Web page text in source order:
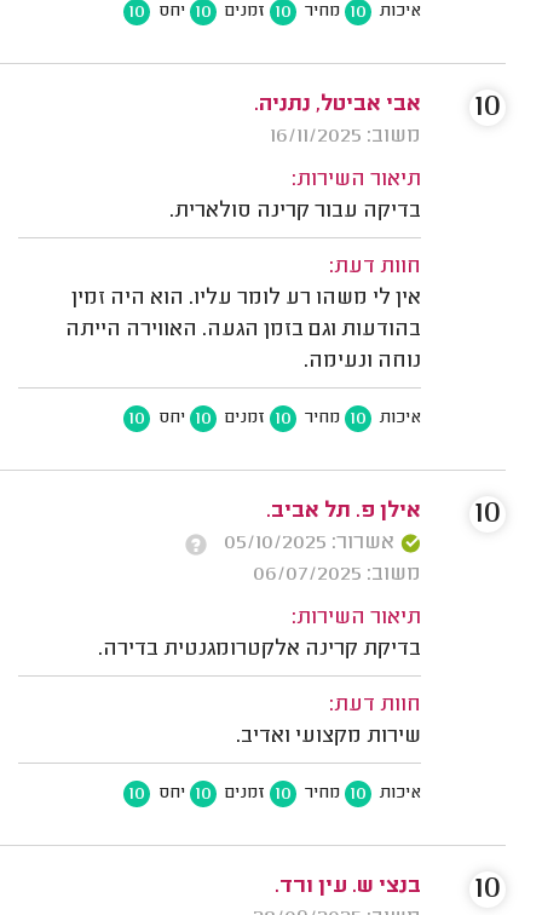
איכות 10 מחיר 10 זמנים 10 יחס 10
אבי אביטל, נתניה.
משוב: 16/11/2025
תיאור השירות:
בדיקה עבור קרינה סולארית.
חוות דעת:
אין לי משהו רע לומר עליו. הוא היה זמין
בהודעות וגם בזמן הגעה. האווירה הייתה
נוחה ונעימה.
איכות 10 מחיר 10 זמנים 10 יחס 10
10
אילן פ. תל אביב.
אשרור: 05/10/2025
משוב: 06/07/2025
תיאור השירות:
בדיקת קרינה אלקטרומגנטית בדירה.
חוות דעת:
שירות מקצועי ואדיב.
איכות 10 מחיר 10 זמנים 10 יחס 10
10
בנצי ש. עין ורד.
10